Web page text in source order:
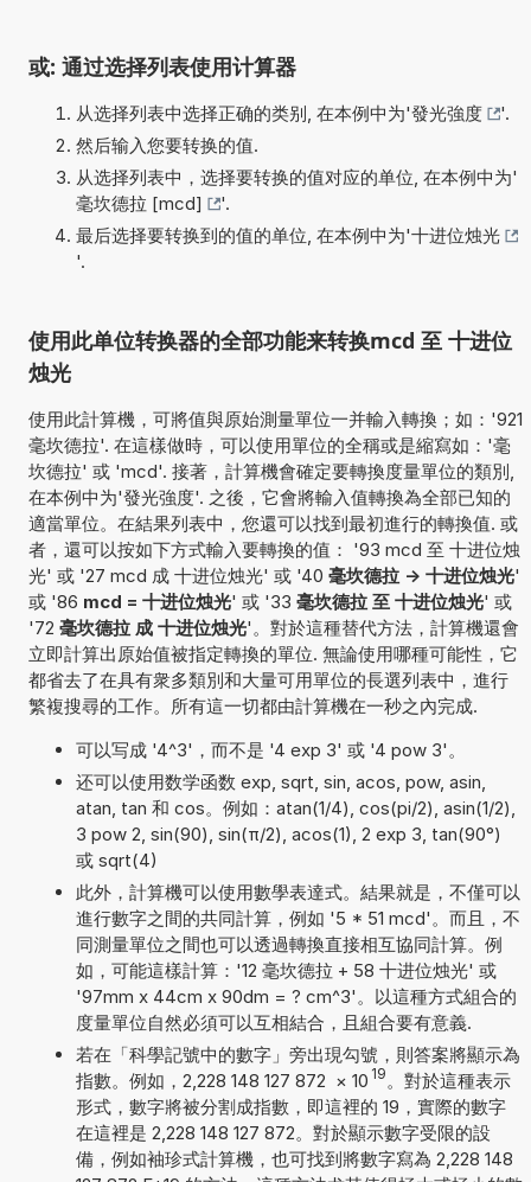
或: 通过选择列表使用计算器
从选择列表中选择正确的类别, 在本例中为'發光強度
'.
然后输入您要转换的值.
从选择列表中，选择要转换的值对应的单位, 在本例中为'
毫坎德拉 [mcd]
'.
最后选择要转换到的值的单位, 在本例中为'十进位烛光
'.
使用此单位转换器的全部功能来转换mcd 至 十进位
烛光
使用此計算機，可將值與原始測量單位一并輸入轉換；如：'921
毫坎德拉'. 在這樣做時，可以使用單位的全稱或是縮寫如：'毫
坎德拉' 或 'mcd'. 接著，計算機會確定要轉換度量單位的類別,
在本例中为'發光強度'. 之後，它會將輸入值轉換為全部已知的
適當單位。在結果列表中，您還可以找到最初進行的轉換值. 或
者，還可以按如下方式輸入要轉換的值： '93 mcd 至 十进位烛
光' 或 '27 mcd 成 十进位烛光' 或 '40 毫坎德拉 -> 十进位烛光'
或 '86 mcd = 十进位烛光' 或 '33 毫坎德拉 至 十进位烛光' 或
'72 毫坎德拉 成 十进位烛光'。對於這種替代方法，計算機還會
立即計算出原始值被指定轉換的單位. 無論使用哪種可能性，它
都省去了在具有衆多類別和大量可用單位的長選列表中，進行
繁複搜尋的工作。所有這一切都由計算機在一秒之內完成.
可以写成 '4^3'，而不是 '4 exp 3' 或 '4 pow 3'。
还可以使用数学函数 exp, sqrt, sin, acos, pow, asin,
atan, tan 和 cos。例如：atan(1/4), cos(pi/2), asin(1/2),
3 pow 2, sin(90), sin(π/2), acos(1), 2 exp 3, tan(90°)
或 sqrt(4)
此外，計算機可以使用數學表達式。結果就是，不僅可以
進行數字之間的共同計算，例如 '5 * 51 mcd'。而且，不
同測量單位之間也可以透過轉換直接相互協同計算。例
如，可能這樣計算：'12 毫坎德拉 + 58 十进位烛光' 或
'97mm x 44cm x 90dm = ? cm^3'。以這種方式組合的
度量單位自然必須可以互相結合，且組合要有意義.
若在「科學記號中的數字」旁出現勾號，則答案將顯示為
指數。例如，2,228 148 127 872 × 10 19 。對於這種表示
形式，數字將被分割成指數，即這裡的 19，實際的數字
在這裡是 2,228 148 127 872。對於顯示數字受限的設
備，例如袖珍式計算機，也可找到將數字寫為 2,228 148